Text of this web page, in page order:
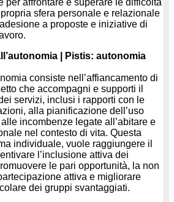
sfera personale e relazionale
a proposte e iniziative di
| Pistis: autonomia
consiste nell’affiancamento di
che accompagni e supporti il
servizi, inclusi i rapporti con le
alla pianificazione dell’uso
incombenze legate all’abitare e
nel contesto di vita. Questa
individuale, vuole raggiungere il
l’inclusione attiva dei
le pari opportunità, la non
attiva e migliorare
dei gruppi svantaggiati.